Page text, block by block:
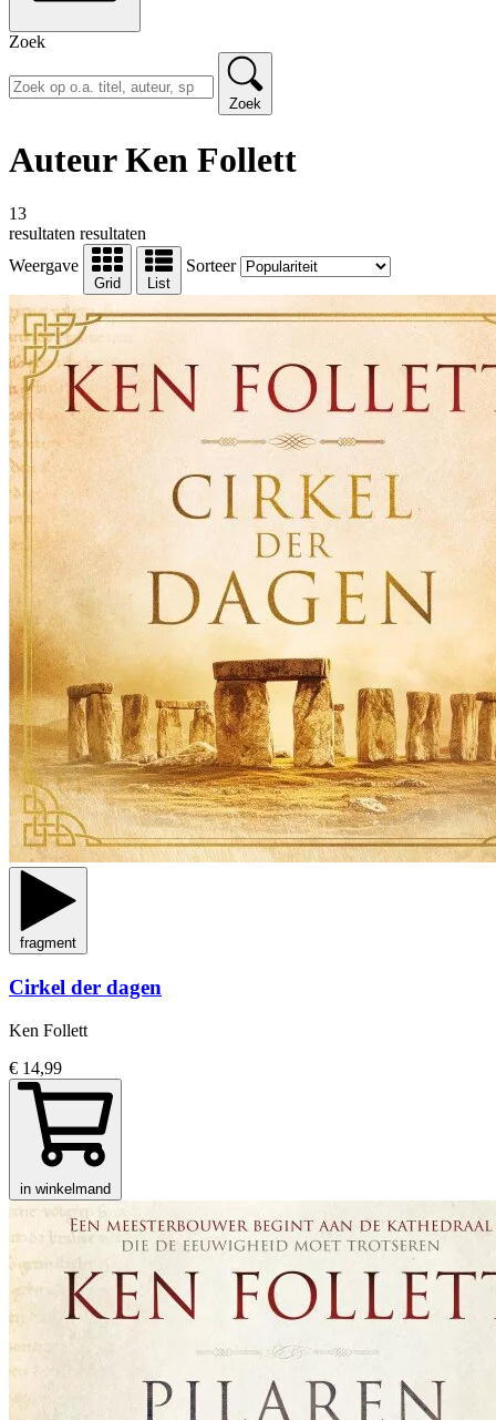
Zoek
Zoek
Auteur Ken Follett
13
resultaten resultaten
Weergave
Grid List
Sorteer
fragment
Cirkel der dagen
Ken Follett
€ 14,99
in winkelmand